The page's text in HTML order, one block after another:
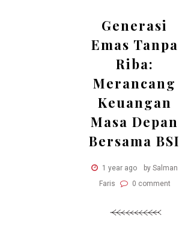
Generasi
Emas Tanpa
Riba:
Merancang
Keuangan
Masa Depan
Bersama BSI
1 year ago
by Salman
Faris
0 comment